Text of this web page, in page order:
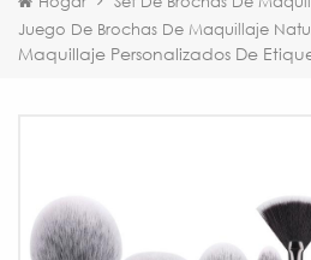
Juego De Brochas De Maquillaje
Maquillaje Personalizados De